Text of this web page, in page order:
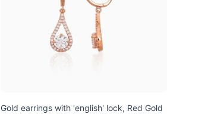
Gold earrings with 'english' lock, Red Gold